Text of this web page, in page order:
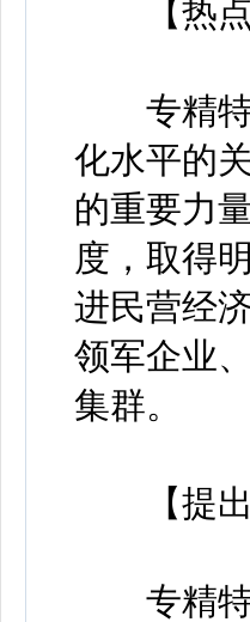
【热点
专精特
化水平的
的重要力
度，取得
进民营经
领军企业
集群。
【提出
专精特